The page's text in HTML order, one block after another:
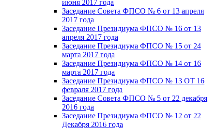
июня 2017 года
Заседание Совета ФПСО № 6 от 13 апреля
2017 года
Заседание Президиума ФПСО № 16 от 13
апреля 2017 года
Заседание Президиума ФПСО № 15 от 24
марта 2017 года
Заседание Президиума ФПСО № 14 от 16
марта 2017 года
Заседание Президиума ФПСО № 13 ОТ 16
февраля 2017 года
Заседание Совета ФПСО № 5 от 22 декабря
2016 года
Заседание Президиума ФПСО № 12 от 22
Декабря 2016 года